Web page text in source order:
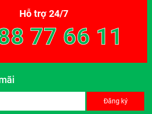
Hỗ trợ 24/7
77 66 11
Đăng ký